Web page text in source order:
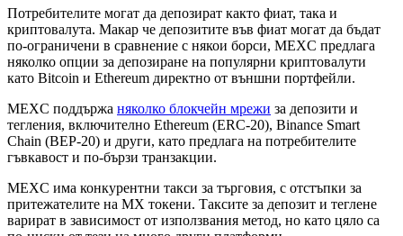
Потребителите могат да депозират както фиат, така и
криптовалута. Макар че депозитите във фиат могат да бъдат
по-ограничени в сравнение с някои борси, MEXC предлага
няколко опции за депозиране на популярни криптовалути
като Bitcoin и Ethereum директно от външни портфейли.
MEXC поддържа няколко блокчейн мрежи за депозити и
тегления, включително Ethereum (ERC-20), Binance Smart
Chain (BEP-20) и други, като предлага на потребителите
гъвкавост и по-бързи транзакции.
MEXC има конкурентни такси за търговия, с отстъпки за
притежателите на MX токени. Таксите за депозит и теглене
варират в зависимост от използвания метод, но като цяло са